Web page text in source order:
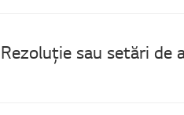
Rezoluție sau setări de